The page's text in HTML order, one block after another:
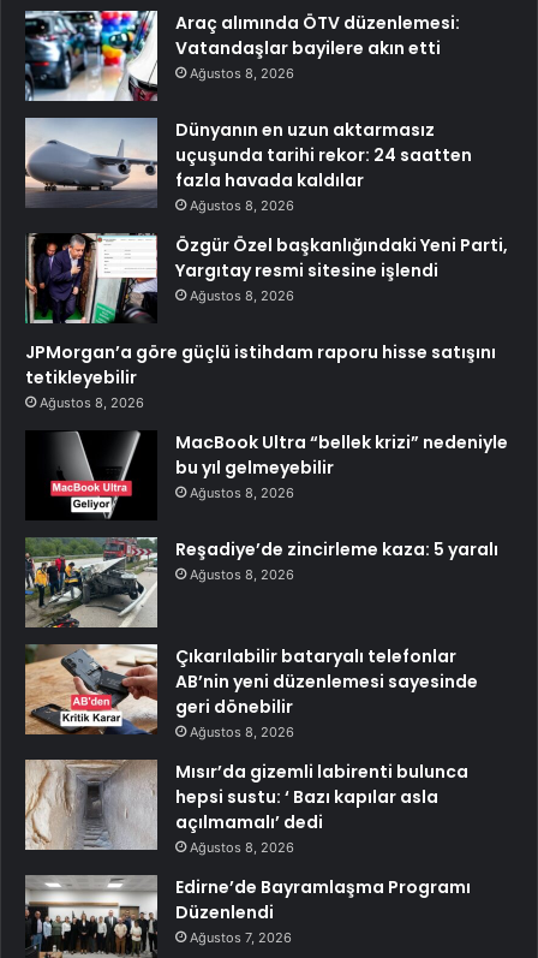
Araç alımında ÖTV düzenlemesi:
Vatandaşlar bayilere akın etti
Ağustos 8, 2026
Dünyanın en uzun aktarmasız
uçuşunda tarihi rekor: 24 saatten
fazla havada kaldılar
Ağustos 8, 2026
Özgür Özel başkanlığındaki Yeni Parti,
Yargıtay resmi sitesine işlendi
Ağustos 8, 2026
JPMorgan’a göre güçlü istihdam raporu hisse satışını
tetikleyebilir
Ağustos 8, 2026
MacBook Ultra “bellek krizi” nedeniyle
bu yıl gelmeyebilir
Ağustos 8, 2026
Reşadiye’de zincirleme kaza: 5 yaralı
Ağustos 8, 2026
Çıkarılabilir bataryalı telefonlar
AB’nin yeni düzenlemesi sayesinde
geri dönebilir
Ağustos 8, 2026
Mısır’da gizemli labirenti bulunca
hepsi sustu: ‘ Bazı kapılar asla
açılmamalı’ dedi
Ağustos 8, 2026
Edirne’de Bayramlaşma Programı
Düzenlendi
Ağustos 7, 2026